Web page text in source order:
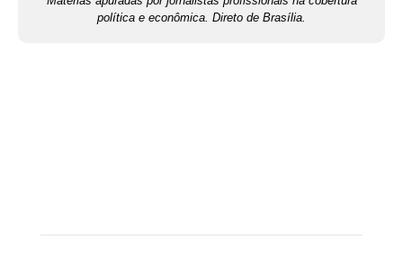
política e econômica. Direto de Brasília.